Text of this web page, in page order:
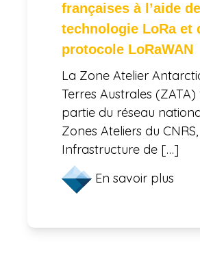
françaises à l’aide
technologie LoRa et
protocole LoRaWAN
La Zone Atelier
Terres Australes (ZATA)
partie du réseau
Zones Ateliers du CNRS,
Infrastructure de […]
En savoir plus